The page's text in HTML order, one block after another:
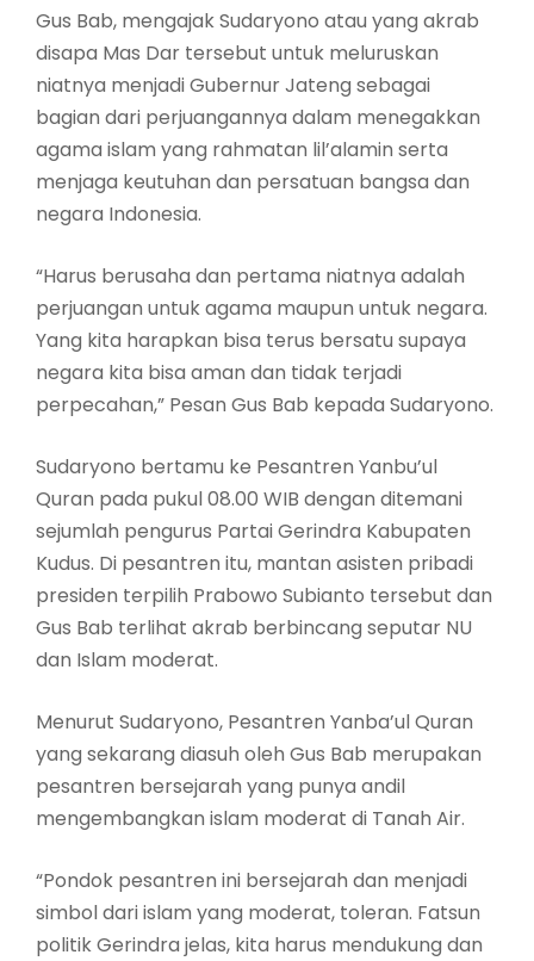
Gus Bab, mengajak Sudaryono atau yang akrab
disapa Mas Dar tersebut untuk meluruskan
niatnya menjadi Gubernur Jateng sebagai
bagian dari perjuangannya dalam menegakkan
agama islam yang rahmatan lil’alamin serta
menjaga keutuhan dan persatuan bangsa dan
negara Indonesia.
“Harus berusaha dan pertama niatnya adalah
perjuangan untuk agama maupun untuk negara.
Yang kita harapkan bisa terus bersatu supaya
negara kita bisa aman dan tidak terjadi
perpecahan,” Pesan Gus Bab kepada Sudaryono.
Sudaryono bertamu ke Pesantren Yanbu’ul
Quran pada pukul 08.00 WIB dengan ditemani
sejumlah pengurus Partai Gerindra Kabupaten
Kudus. Di pesantren itu, mantan asisten pribadi
presiden terpilih Prabowo Subianto tersebut dan
Gus Bab terlihat akrab berbincang seputar NU
dan Islam moderat.
Menurut Sudaryono, Pesantren Yanba’ul Quran
yang sekarang diasuh oleh Gus Bab merupakan
pesantren bersejarah yang punya andil
mengembangkan islam moderat di Tanah Air.
“Pondok pesantren ini bersejarah dan menjadi
simbol dari islam yang moderat, toleran. Fatsun
politik Gerindra jelas, kita harus mendukung dan